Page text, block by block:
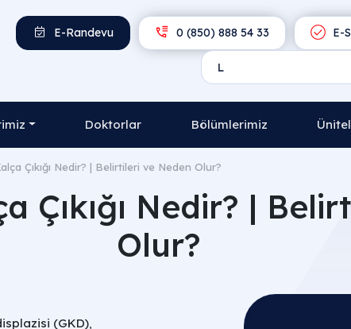
E-
0 (850) 888 54 33
E-Randevu
Doktorlar Bölümlerimiz
Çıkığı Nedir? | Belirtileri ve Neden Olur?
Çıkığı Nedir? |
Olur?
(GKD),